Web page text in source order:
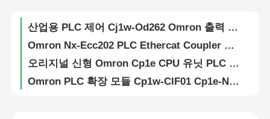
연락처
견적 요청